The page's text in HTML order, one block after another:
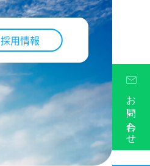
採用情報
お問い合わせ